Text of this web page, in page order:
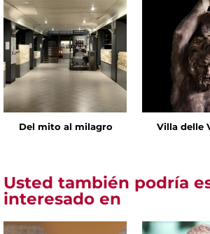
Del mito al milagro Villa delle
Usted también podría
interesado en